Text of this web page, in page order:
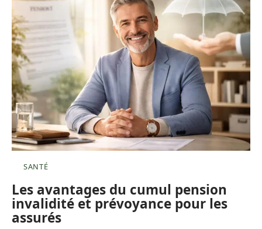
SANTÉ
Les avantages du cumul pension
invalidité et prévoyance pour les
assurés